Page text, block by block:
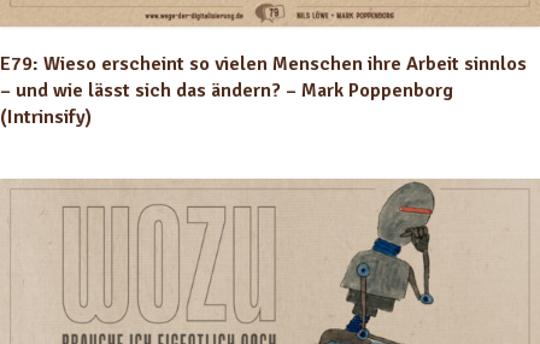
E79: Wieso erscheint so vielen Menschen ihre Arbeit sinnlos
– und wie lässt sich das ändern? – Mark Poppenborg
(Intrinsify)